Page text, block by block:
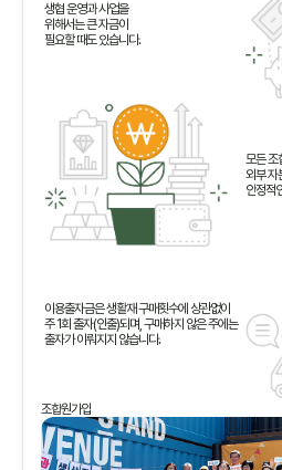
생협 운영과 사업을
위해서는 큰 자금이
필요할 때도 있습니다.
모든 조
외부 자
안정적
이용출자금은 생활재 구매횟수에 상관없이
주 1회 출자(인출)되며, 구매하지 않은 주에는
출자가 이뤄지지 않습니다.
조합원가입